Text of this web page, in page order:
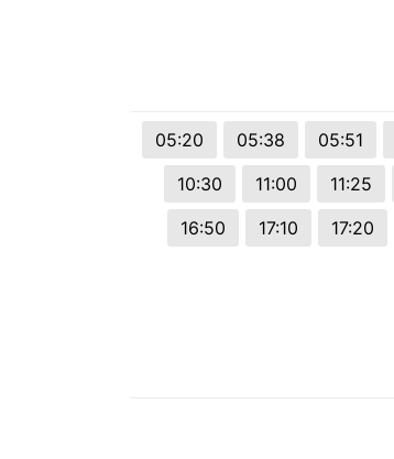
05:20 05:38 05:51
10:30
11:00 11:25
16:50
17:10 17:20